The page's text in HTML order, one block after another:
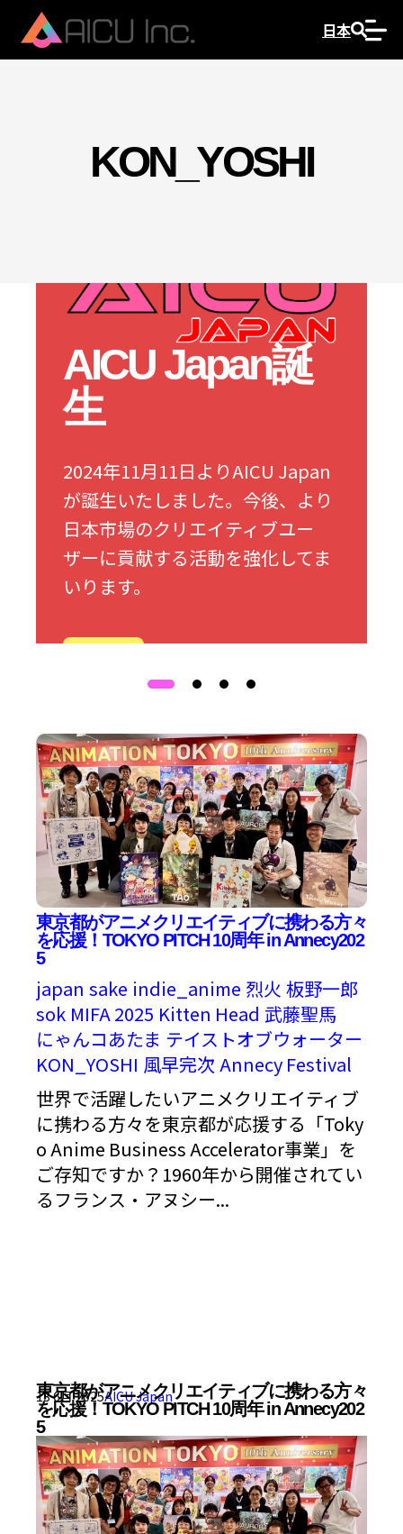
日本
KON_YOSHI
AICU Japan誕
生
2024年11月11日よりAICU Japan
が誕生いたしました。今後、より
日本市場のクリエイティブユー
ザーに貢献する活動を強化してま
いります。
東京都がアニメクリエイティブに携わる方々
を応援！TOKYO PITCH 10周年 in Annecy202
5
japan sake indie_anime 烈火 板野一郎
sok MIFA 2025 Kitten Head 武藤聖馬
にゃんコあたま テイストオブウォーター
KON_YOSHI 風早完次 Annecy Festival
世界で活躍したいアニメクリエイティブ
に携わる方々を東京都が応援する「Toky
o Anime Business Accelerator事業」を
ご存知ですか？1960年から開催されてい
るフランス・アヌシー...
東京都がアニメクリエイティブに携わる方々
を応援！TOKYO PITCH 10周年 in Annecy202
5
13 6月 2025AICU Japan